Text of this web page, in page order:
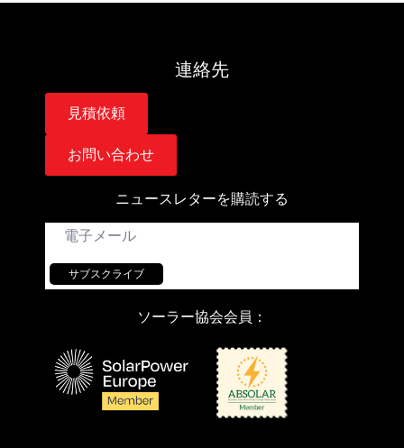
連絡先
見積依頼
お問い合わせ
ニュースレターを購読する
E
ル
サブスクライブ
ソーラー協会会員：